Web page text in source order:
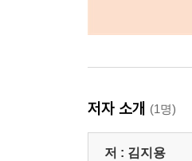
저자 소개 (1명)
저 : 김지용